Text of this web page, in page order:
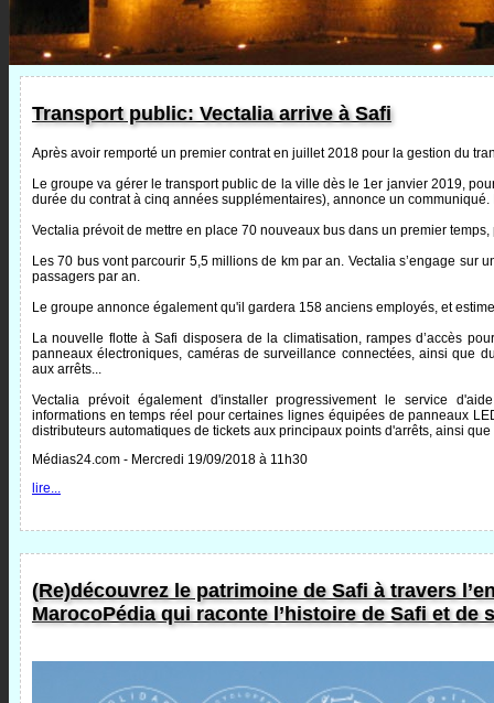
Transport public: Vectalia arrive à Safi
Après avoir remporté un premier contrat en juillet 2018 pour la gestion du
Le groupe va gérer le transport public de la ville dès le 1er janvier 2019,
durée du contrat à cinq années supplémentaires), annonce un communiqué.
Vectalia prévoit de mettre en place 70 nouveaux bus dans un premier
Les 70 bus vont parcourir 5,5 millions de km par an. Vectalia s’engage sur
passagers par an.
Le groupe annonce également qu'il gardera 158 anciens employés, et
La nouvelle flotte à Safi disposera de la climatisation, rampes d’accès
panneaux électroniques, caméras de surveillance connectées, ainsi que
aux arrêts...
Vectalia prévoit également d'installer progressivement le service
informations en temps réel pour certaines lignes équipées de panneaux
distributeurs automatiques de tickets aux principaux points d'arrêts, ainsi
Médias24.com - Mercredi 19/09/2018 à 11h30
lire...
(Re)découvrez le patrimoine de Safi à travers
MarocoPédia qui raconte l’histoire de Safi et de